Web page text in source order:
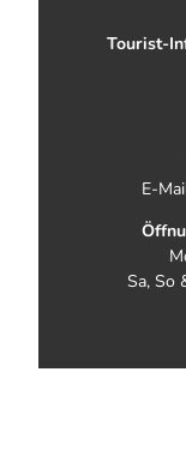
Tourist-
E-
Sa, So